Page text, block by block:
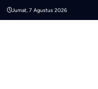
Jumat, 7 Agustus 2026